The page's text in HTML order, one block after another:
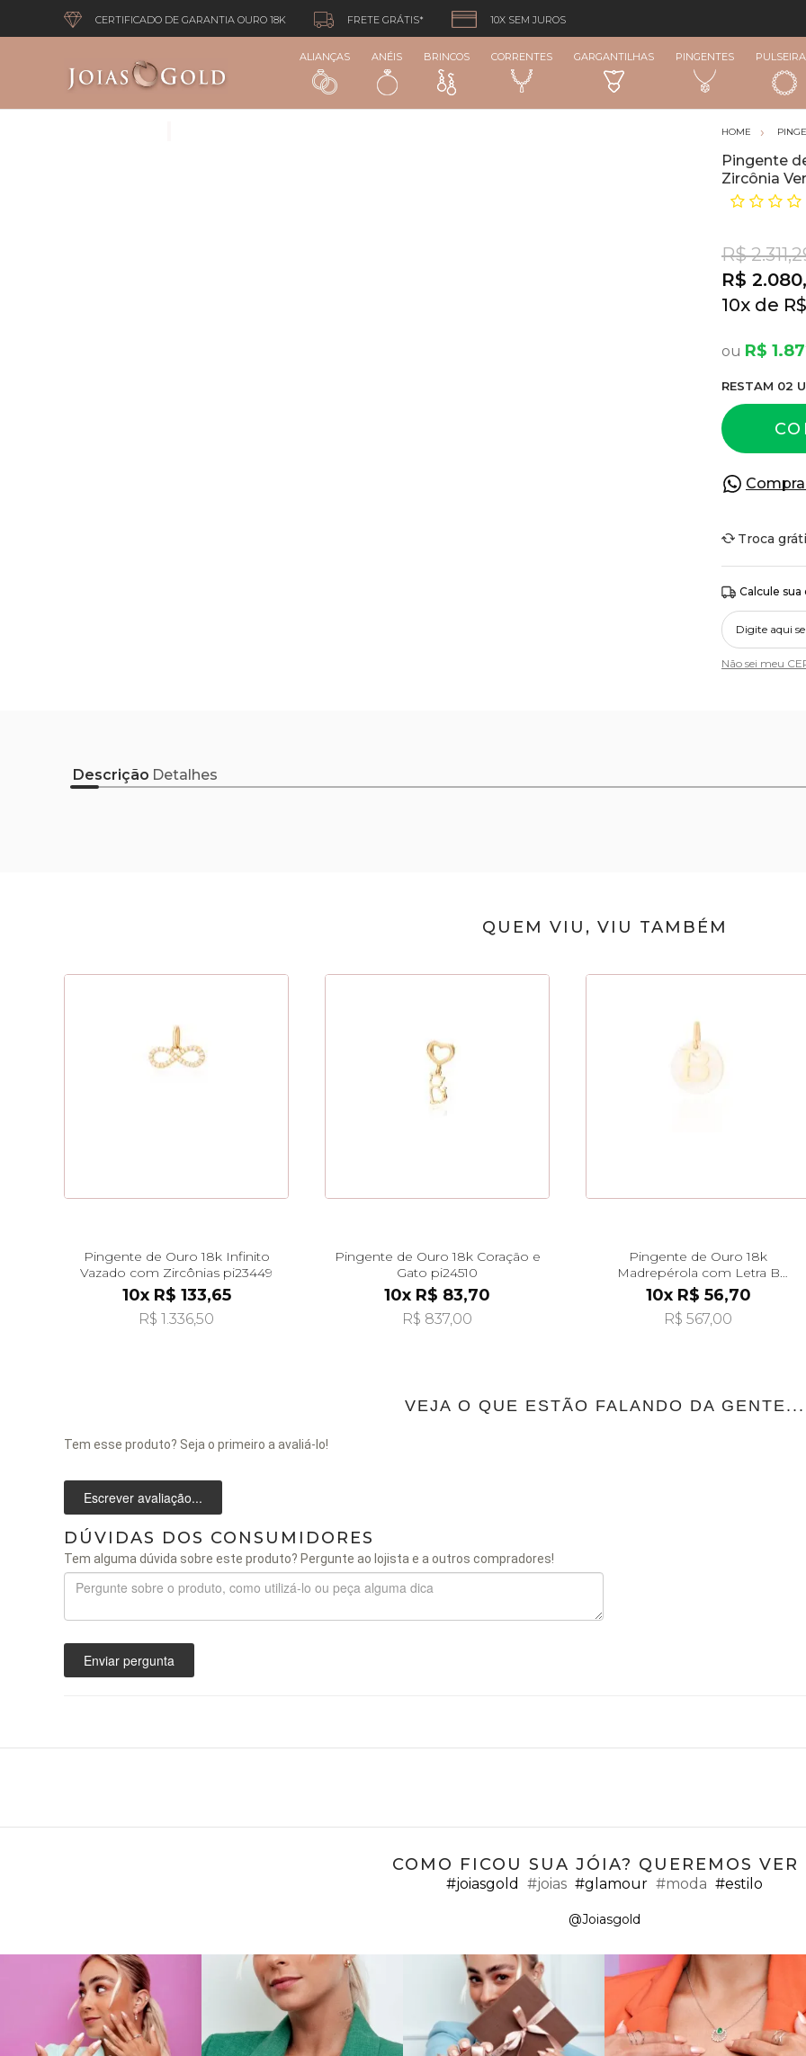
CERTIFICADO DE GARANTIA OURO 18K FRETE GRÁTIS* 10X SEM JUROS
ALIANÇAS ANÉIS BRINCOS CORRENTES GARGANTILHAS PINGENTES
Pingente
Zircônia
R$
R$
10x
R$
RESTAM 02
Troca
Calcule
Não sei meu
Descrição Detalhes
QUEM VIU, VIU TAMBÉM
Pingente de Ouro 18k Infinito
Vazado com Zircônias pi23449
10x R$ 133,65
R$ 1.336,50
Pingente de Ouro 18k Coração e
Gato pi24510
10x R$ 83,70
R$ 837,00
Pingente de Ouro 18k
Madrepérola com Letra B
Pendurada pi24476
10x R$ 56,70
R$ 567,00
VEJA O QUE ESTÃO FALANDO DA GENTE...
Tem esse produto? Seja o primeiro a avaliá-lo!
Escrever avaliação...
DÚVIDAS DOS CONSUMIDORES
Tem alguma dúvida sobre este produto? Pergunte ao lojista e a outros compradores!
Enviar pergunta
COMO FICOU SUA JÓIA? QUEREMOS VER
#joiasgold #joias #glamour #moda #estilo
@Joiasgold